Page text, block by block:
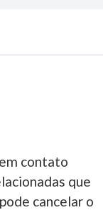
contato
que
cancelar o